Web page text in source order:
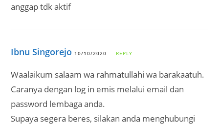
anggap tdk aktif
Ibnu Singorejo 10/10/2020 REPLY
Waalaikum salaam wa rahmatullahi wa barakaatuh.
Caranya dengan log in emis melalui email dan
password lembaga anda.
Supaya segera beres, silakan anda menghubungi